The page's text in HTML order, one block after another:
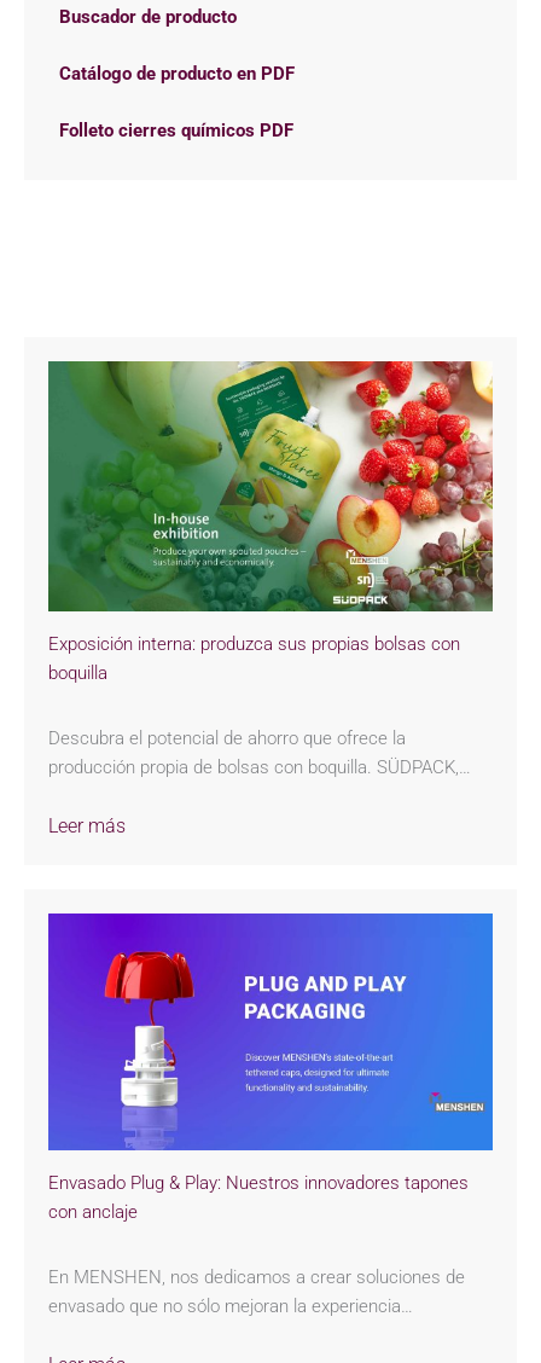
Buscador de producto
Catálogo de producto en PDF
Folleto cierres químicos PDF
Exposición interna: produzca sus propias bolsas con
boquilla
Descubra el potencial de ahorro que ofrece la
producción propia de bolsas con boquilla. SÜDPACK,…
Leer más
Envasado Plug & Play: Nuestros innovadores tapones
con anclaje
En MENSHEN, nos dedicamos a crear soluciones de
envasado que no sólo mejoran la experiencia…